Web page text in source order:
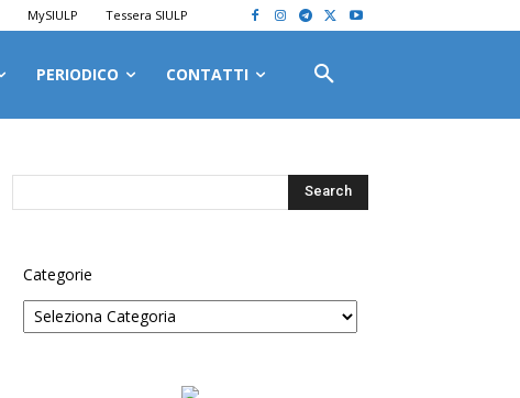
MySIULP Tessera SIULP
PERIODICO CONTATTI
Categorie